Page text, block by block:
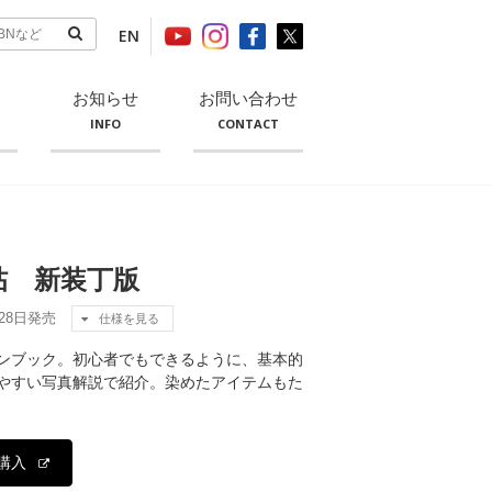
EN
お知らせ
INFO
お問い合わせ
CONTACT
新装丁版
日発売 仕様を見る
ブック。初心者でもできるように、基本的
すい写真解説で紹介。染めたアイテムもた
入